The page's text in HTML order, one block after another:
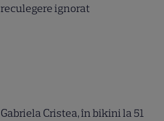
reculegere ignorat
Gabriela Cristea, în bikini la 51